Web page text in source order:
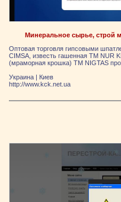
Минеральное сырье, строй
Оптовая торговля гипсовыми
CIMSA, известь гашенная TM NUR
(мраморная крошка) TM NIGTAS
Украина
Киев
http://www.kck.net.ua